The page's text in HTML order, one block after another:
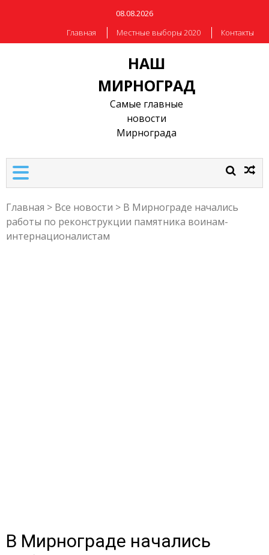
08.08.2026
Главная
Местные выборы 2020 Контакты
НАШ
МИРНОГРАД
Самые главные
новости
Мирнограда
Главная > Все новости > В Мирнограде начались
работы по реконструкции памятника воинам-
интернационалистам
В Мирнограде начались